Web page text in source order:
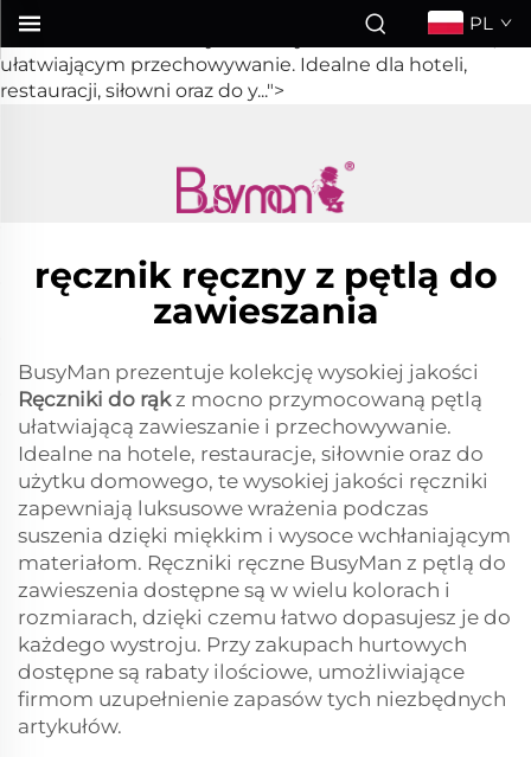
Ręczniki ręczne
z solidnie umieszczonym uchwytem do zawieszenia,
ułatwiającym przechowywanie. Idealne dla hoteli,
restauracji, siłowni oraz do y...">
PL
ręcznik ręczny z pętlą do
zawieszania
BusyMan prezentuje kolekcję wysokiej jakości
Ręczniki do rąkz mocno przymocowaną pętlą
ułatwiającą zawieszanie i przechowywanie.
Idealne na hotele, restauracje, siłownie oraz do
użytku domowego, te wysokiej jakości ręczniki
zapewniają luksusowe wrażenia podczas
suszenia dzięki miękkim i wysoce wchłaniającym
materiałom. Ręczniki ręczne BusyMan z pętlą do
zawieszenia dostępne są w wielu kolorach i
rozmiarach, dzięki czemu łatwo dopasujesz je do
każdego wystroju. Przy zakupach hurtowych
dostępne są rabaty ilościowe, umożliwiające
firmom uzupełnienie zapasów tych niezbędnych
artykułów.